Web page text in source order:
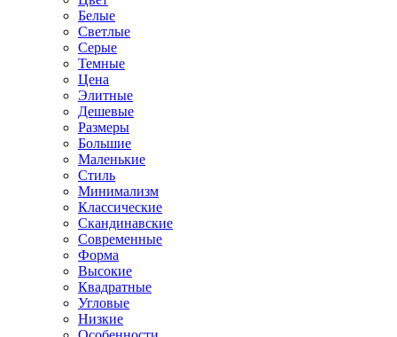
Белые
Светлые
Серые
Темные
Цена
Элитные
Дешевые
Размеры
Большие
Маленькие
Стиль
Минимализм
Классические
Скандинавские
Современные
Форма
Высокие
Квадратные
Угловые
Низкие